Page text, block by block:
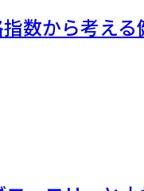
数から考える